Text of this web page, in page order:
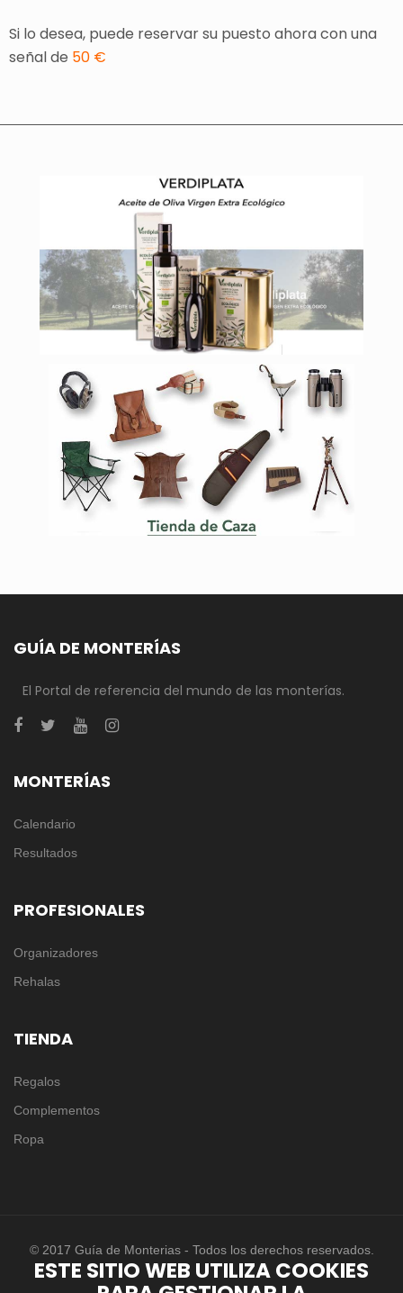
Si lo desea, puede reservar su puesto ahora con una
señal de 50 €
GUÍA DE MONTERÍAS
El Portal de referencia del mundo de las monterías.
MONTERÍAS
Calendario
Resultados
PROFESIONALES
Organizadores
Rehalas
TIENDA
Regalos
Complementos
Ropa
© 2017 Guía de Monterias - Todos los derechos reservados.
ESTE SITIO WEB UTILIZA COOKIES